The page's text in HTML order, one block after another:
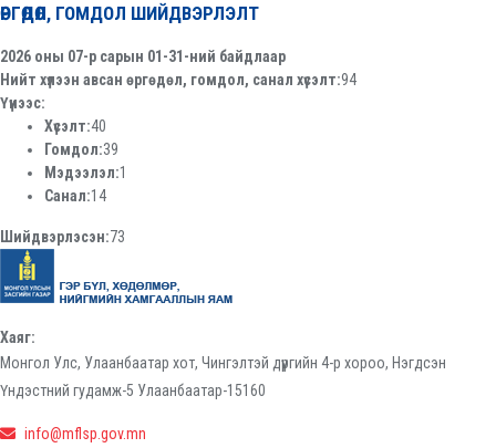
ӨРГӨДӨЛ, ГОМДОЛ ШИЙДВЭРЛЭЛТ
2026 оны 07-р сарын 01-31-ний байдлаар
Нийт хүлээн авсан өргөдөл, гомдол, санал хүсэлт:94
Үүнээс:
Хүсэлт:40
Гомдол:39
Мэдээлэл:1
Санал:14
Шийдвэрлэсэн:73
Хаяг:
Монгол Улс, Улаанбаатар хот, Чингэлтэй дүүргийн 4-р хороо, Нэгдсэн
Үндэстний гудамж-5 Улаанбаатар-15160
info@mflsp.gov.mn